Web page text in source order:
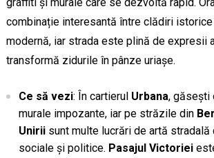
combinație interesantă între clădiri
modernă, iar strada este plină de expresii
transformă zidurile în pânze uriașe.
Ce să vezi: În cartierul Urbana, găsești
murale impozante, iar pe străzile din
Uniriisunt multe lucrări de artă
sociale și politice. Pasajul Victoriei